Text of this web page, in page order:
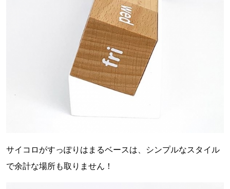
サイコロがすっぽりはまるベースは、シンプルなスタイル
で余計な場所も取りません！